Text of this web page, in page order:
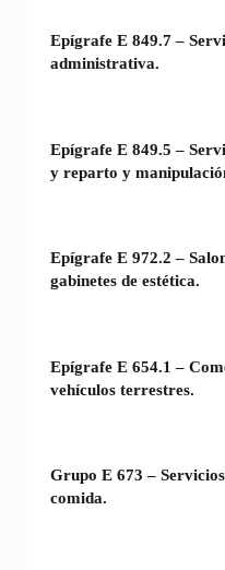
Epígrafe E 849.7 –
administrativa.
Epígrafe E 849.5 –
y reparto y
Epígrafe E 972.2 –
gabinetes de estética.
Epígrafe E 654.1 –
vehículos terrestres.
Grupo E 673 –
comida.